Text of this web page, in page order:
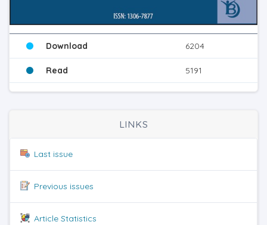
Download 6204
Read 5191
LINKS
Last issue
Previous issues
Article Statistics